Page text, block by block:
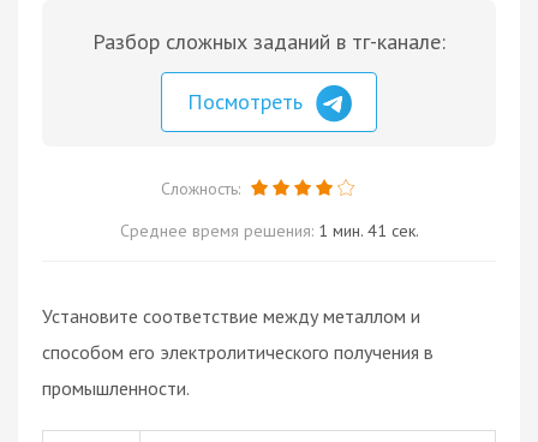
Разбор сложных заданий в тг-канале:
Посмотреть
Сложность:
Среднее время решения: 1 мин. 41 сек.
Установите соответствие между металлом и
способом его электролитического получения в
промышленности.